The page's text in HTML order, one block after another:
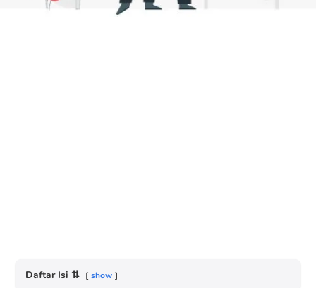
Daftar Isi ⇅ show